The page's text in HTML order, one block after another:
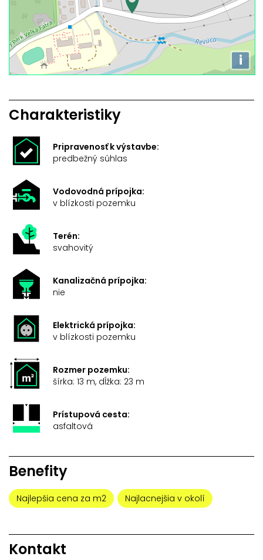
i
Charakteristiky
Pripravenosť k výstavbe:
predbežný súhlas
Vodovodná prípojka:
v blízkosti pozemku
Terén:
svahovitý
Kanalizačná prípojka:
nie
Elektrická prípojka:
v blízkosti pozemku
Rozmer pozemku:
šírka: 13 m, dĺžka: 23 m
Prístupová cesta:
asfaltová
Benefity
Najlepšia cena za m2 Najlacnejšia v okolí
Kontakt